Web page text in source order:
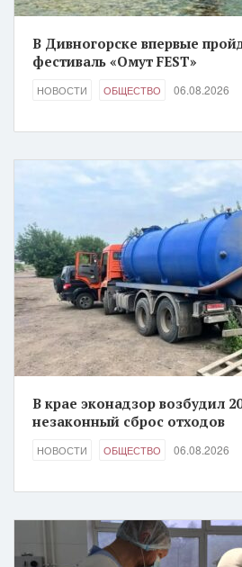
В Дивногорске впервые
фестиваль «Омут FEST»
НОВОСТИ ОБЩЕСТВО 06.08.2026
В крае эконадзор возбудил
незаконный сброс отходов
НОВОСТИ ОБЩЕСТВО 06.08.2026